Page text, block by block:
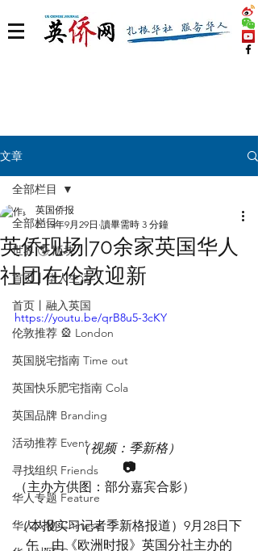
文章
全部栏目
世界 🌎 版块
首页丨华人生活
首页丨融入英国
伦敦推荐 🎡 London
英国脱宅指南 Time out
英国快乐肥宅指南 Cola
英国品牌 Branding
活动推荐 Event
寻找组织 Friends
华人专题 Feature
华人人物 Chinese
全部栏目
英侨现场|70余家英国华人
社团在伦敦迎新
英国侨报
2019年9月29日 讀畢需時 3 分鐘
https://youtu.be/qrB8u5-3cKY
（视频：季新格）
📷
（主办方供图：部分嘉宾合影）
（本报实习记者季新格报道）9月28日下
午，由《欧洲时报》英国分社主办的